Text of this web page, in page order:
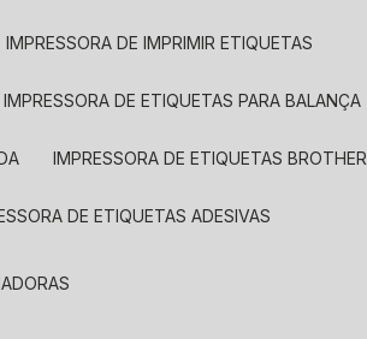
IMPRESSORA DE IMPRIMIR ETIQUETAS
IMPRESSORA DE ETIQUETAS PARA BALANÇA
IMPRESSORA DE ETIQUETAS BROTHER
DE ETIQUETAS ADESIVAS